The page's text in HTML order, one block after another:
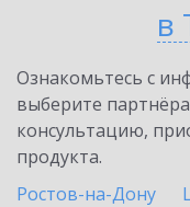
в
Ознакомьтесь с
выберите
консультацию,
продукта.
Ростов-на-Дону